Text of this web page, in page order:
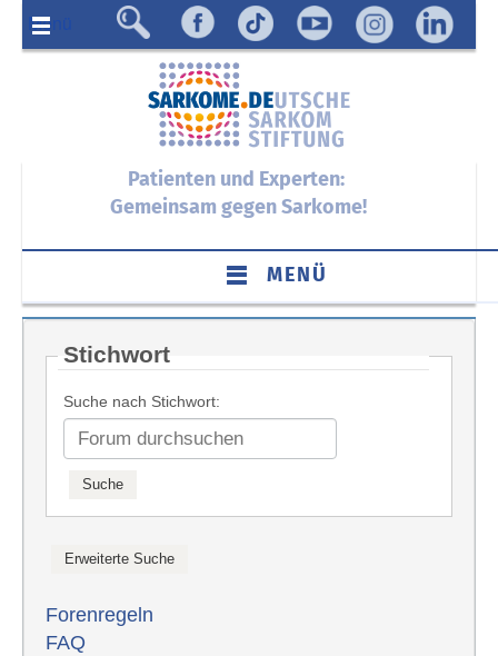
Menü
Patienten und Experten:
Gemeinsam gegen Sarkome!
MENÜ
Stichwort
Suche nach Stichwort:
Forenregeln
FAQ